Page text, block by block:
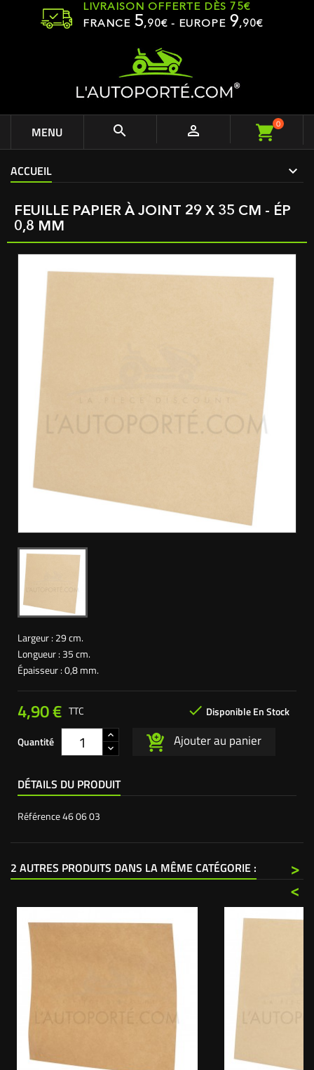
LIVRAISON OFFERTE DÈS 75€
FRANCE 5,90€ - EUROPE 9,90€
MENU   0
ACCUEIL
FEUILLE PAPIER À JOINT 29 X 35 CM - ÉP
0,8 MM
Largeur : 29 cm.
Longueur : 35 cm.
Épaisseur : 0,8 mm.
4,90 €  Disponible En Stock
TTC
Quantité Ajouter au panier
DÉTAILS DU PRODUIT
Référence46 06 03
2 AUTRES PRODUITS DANS LA MÊME CATÉGORIE :
>
<